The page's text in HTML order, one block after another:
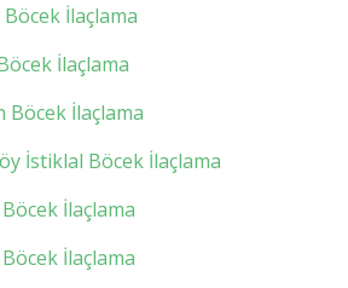
İlaçlama
İlaçlama
İlaçlama
İstiklal Böcek İlaçlama
İlaçlama
İlaçlama